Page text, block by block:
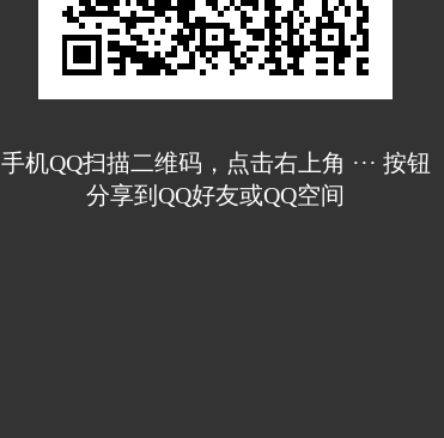
手机QQ扫描二维码，点击右上角 ··· 按钮
分享到QQ好友或QQ空间